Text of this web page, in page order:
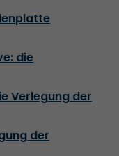
die
Verlegung der
der